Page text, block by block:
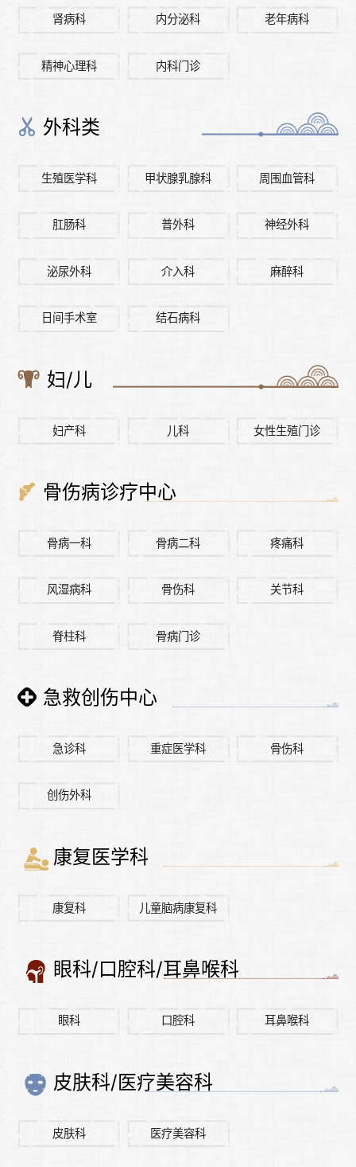
肾病科 内分泌科 老年病科
精神心理科 内科门诊
外科类
生殖医学科 甲状腺乳腺科 周围血管科
肛肠科 普外科 神经外科
泌尿外科 介入科 麻醉科
日间手术室 结石病科
妇/儿
妇产科 儿科 女性生殖门诊
骨伤病诊疗中心
骨病一科 骨病二科 疼痛科
风湿病科 骨伤科 关节科
脊柱科 骨病门诊
急救创伤中心
急诊科 重症医学科 骨伤科
创伤外科
康复医学科
康复科 儿童脑病康复科
眼科/口腔科/耳鼻喉科
眼科 口腔科 耳鼻喉科
皮肤科/医疗美容科
皮肤科 医疗美容科